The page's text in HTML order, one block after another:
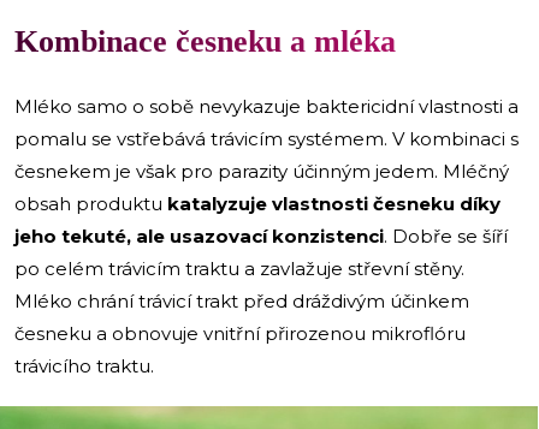
Kombinace česneku a mléka
Mléko samo o sobě nevykazuje baktericidní vlastnosti a
pomalu se vstřebává trávicím systémem. V kombinaci s
česnekem je však pro parazity účinným jedem. Mléčný
obsah produktu katalyzuje vlastnosti česneku díky
jeho tekuté, ale usazovací konzistenci. Dobře se šíří
po celém trávicím traktu a zavlažuje střevní stěny.
Mléko chrání trávicí trakt před dráždivým účinkem
česneku a obnovuje vnitřní přirozenou mikroflóru
trávicího traktu.